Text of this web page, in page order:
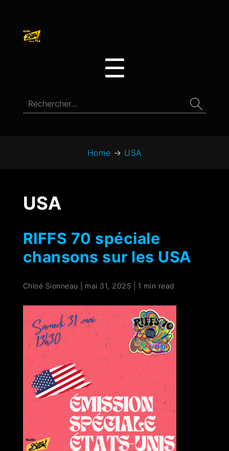
☰
Home → USA
USA
RIFFS 70 spéciale
chansons sur les USA
Chloé Sionneau mai 31, 2025 1 min read